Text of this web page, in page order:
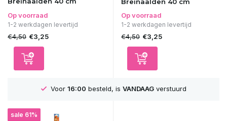
Op voorraad
1-2 werkdagen levertijd
€4,50 €3,25
Op voorraad
1-2 werkdagen levertijd
€4,50 €3,25
Voor 16:00 besteld, is VANDAAGverstuurd
sale 61%